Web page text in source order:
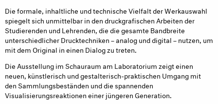
Die formale, inhaltliche und technische Vielfalt der Werkauswahl
spiegelt sich unmittelbar in den druckgrafischen Arbeiten der
Studierenden und Lehrenden, die die gesamte Bandbreite
unterschiedlicher Drucktechniken – analog und digital – nutzen, um
mit dem Original in einen Dialog zu treten.
Die Ausstellung im Schauraum am Laboratorium zeigt einen
neuen, künstlerisch und gestalterisch-praktischen Umgang mit
den Sammlungsbeständen und die spannenden
Visualisierungsreaktionen einer jüngeren Generation.